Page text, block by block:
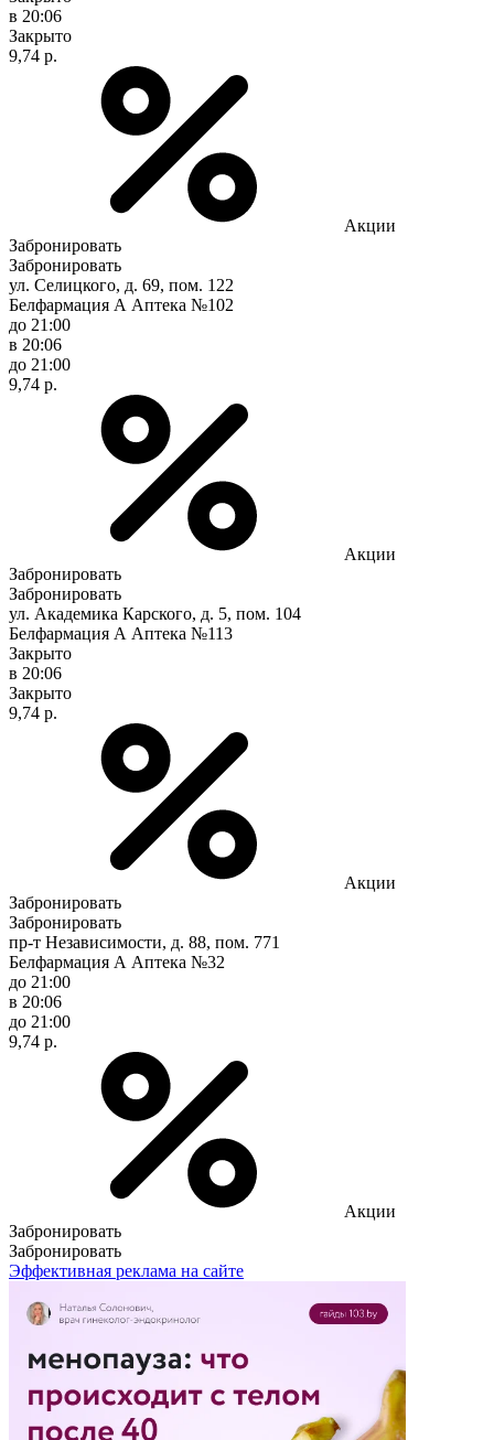
в 20:06
Закрыто
9,74 р.
Акции
Забронировать
Забронировать
ул. Селицкого, д. 69, пом. 122
Белфармация А Аптека №102
до 21:00
в 20:06
до 21:00
9,74 р.
Акции
Забронировать
Забронировать
ул. Академика Карского, д. 5, пом. 104
Белфармация А Аптека №113
Закрыто
в 20:06
Закрыто
9,74 р.
Акции
Забронировать
Забронировать
пр-т Независимости, д. 88, пом. 771
Белфармация А Аптека №32
до 21:00
в 20:06
до 21:00
9,74 р.
Акции
Забронировать
Забронировать
Эффективная реклама на сайте